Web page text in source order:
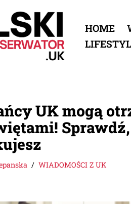
HOME
UK mogą
WIADOMOŚCI Z UK